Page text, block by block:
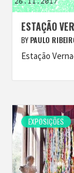
ESTAÇÃO
BY PAULO
Estação
EXPOSIÇÕES